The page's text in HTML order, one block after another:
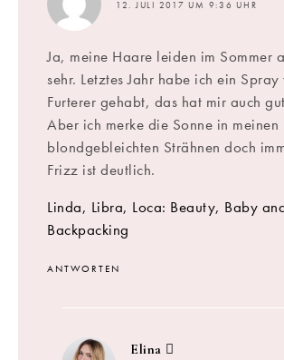
12. JULI 2017 UM 9:36 UHR
Ja, meine Haare leiden im Sommer
sehr. Letztes Jahr habe ich ein Spray
Furterer gehabt, das hat mir auch
Aber ich merke die Sonne in meinen
blondgebleichten Strähnen doch
Frizz ist deutlich.
Linda, Libra, Loca: Beauty, Baby
Backpacking
ANTWORTEN
Elina